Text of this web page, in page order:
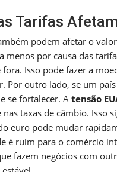
Tarifas
podem afetar o
menos por causa das
Isso pode fazer a
Por outro lado, se um
se fortalecer. A tensão
taxas de câmbio. Isso
euro pode mudar
é ruim para o comércio
fazem negócios com